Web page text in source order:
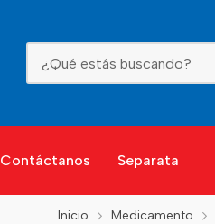
Contáctanos Separata
Inicio Medicamento